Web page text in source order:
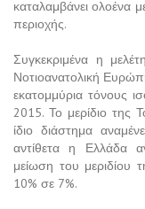
καταλαμβάνει ολοένα
περιοχής.
Συγκεκριμένα η
Νοτιοανατολική
εκατομμύρια τόνους
2015. Το μερίδιο της
ίδιο διάστημα
αντίθετα η Ελλάδα
μείωση του μεριδίου
10% σε 7%.